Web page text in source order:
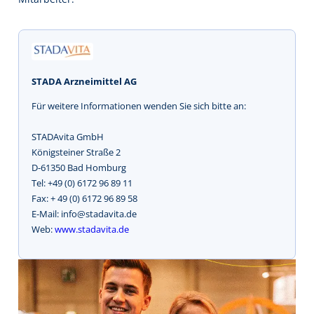
STADA Arzneimittel AG
Für weitere Informationen wenden Sie sich bitte an:
STADAvita GmbH
Königsteiner Straße 2
D-61350 Bad Homburg
Tel: +49 (0) 6172 96 89 11
Fax: + 49 (0) 6172 96 89 58
E-Mail: info@stadavita.de
Web:www.stadavita.de